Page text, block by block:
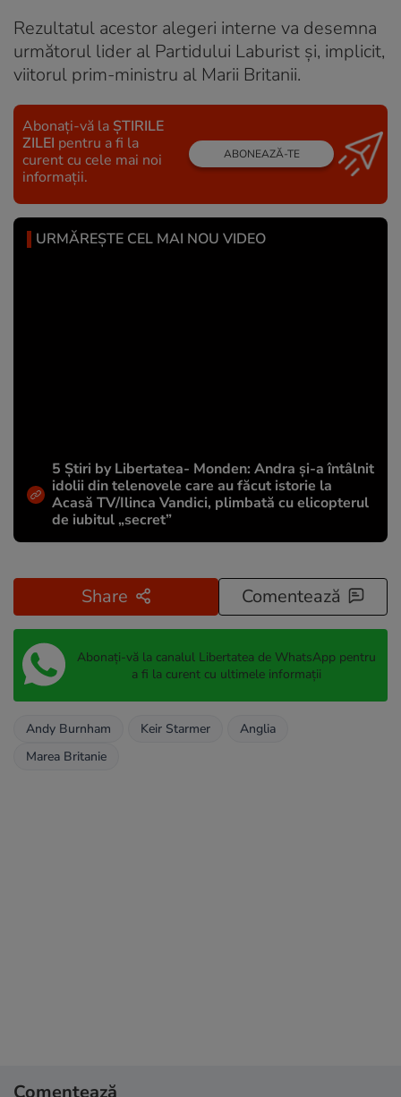
Rezultatul acestor alegeri interne va desemna
următorul lider al Partidului Laburist și, implicit,
viitorul prim-ministru al Marii Britanii.
Abonați-vă la ȘTIRILE
ZILEI pentru a fi la
curent cu cele mai noi
informații.
ABONEAZĂ-TE
URMĂREȘTE CEL MAI NOU VIDEO
5 Știri by Libertatea- Monden: Andra și-a întâlnit
idolii din telenovele care au făcut istorie la
Acasă TV/Ilinca Vandici, plimbată cu elicopterul
de iubitul „secret”
Share Comentează
Abonați-vă la canalul Libertatea de WhatsApp pentru
a fi la curent cu ultimele informații
Andy Burnham Keir Starmer
Anglia
Marea Britanie